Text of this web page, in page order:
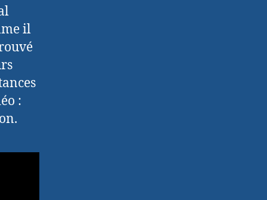
il
: